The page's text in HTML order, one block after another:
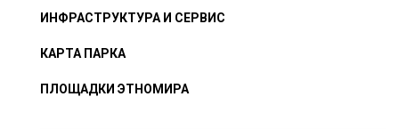
ИНФРАСТРУКТУРА И СЕРВИС
КАРТА ПАРКА
ПЛОЩАДКИ ЭТНОМИРА